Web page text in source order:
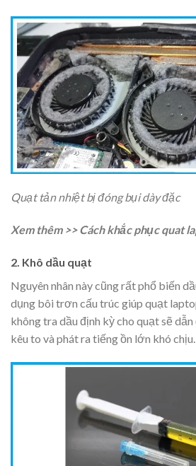
Quạt tản nhiệt bị đóng bụi dày đặc
Xem thêm >> Cách khắc phục quat
2. Khô dầu quạt
Nguyên nhân này cũng rất phổ biến
dụng bôi trơn cấu trúc giúp quạt
không tra dầu định kỳ cho quạt sẽ
kêu to và phát ra tiếng ồn lớn khó chịu.